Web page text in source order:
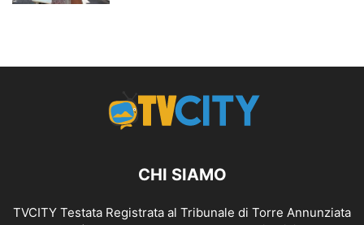
CHI SIAMO
TVCITY Testata Registrata al Tribunale di Torre Annunziata